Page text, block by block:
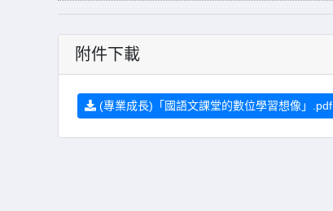
附件下載
(專業成長)「國語文課堂的數位學習想像」.pdf